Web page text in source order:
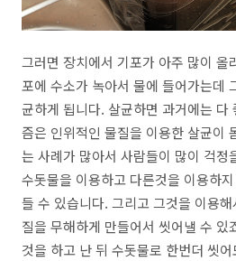
그러면 장치에서 기포가 아주 많이 올
포에 수소가 녹아서 물에 들어가는데
균하게 됩니다. 살균하면 과거에는 다
즘은 인위적인 물질을 이용한 살균이
는 사례가 많아서 사람들이 많이 걱정
수돗물을 이용하고 다른것을 이용하
들 수 있습니다. 그리고 그것을 이용
질을 무해하게 만들어서 씻어낼 수 있
것을 하고 난 뒤 수돗물로 한번더 씻어